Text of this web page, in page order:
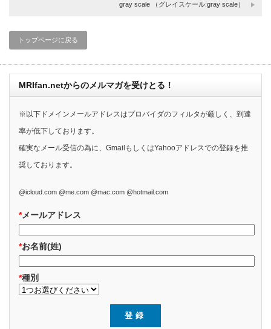
gray scale （グレイスケール:gray scale）
トップページに戻る
MRIfan.netからのメルマガを受けとる！
※以下ドメインメールアドレスはプロバイダのフィルタが厳しく、到達
率が低下しております。
確実なメール受信の為に、GmailもしくはYahooアドレスでの登録を推
奨しております。
@icloud.com @me.com @mac.com @hotmail.com
*メールアドレス
*お名前(姓)
*種別